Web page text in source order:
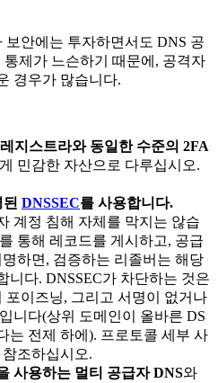
안에는 투자하면서도 DNS 공
제가 느슨하기 때문에, 공격자
경우가 많습니다.
지스트라와 동일한 수준의 2FA
민감한 자산으로 다루십시오.
DNSSEC를 사용합니다.
계정 침해 자체를 막지는 않습
통해 레코드를 게시하고, 공급
하면, 검증하는 리졸버는 해당
니다. DNSSEC가 차단하는 것은
포이즈닝, 그리고 서명이 없거나
니다(상위 도메인이 올바른 DS
는 전제 하에). 프로토콜 세부 사
참조하십시오.
사용하는 멀티 공급자 DNS와